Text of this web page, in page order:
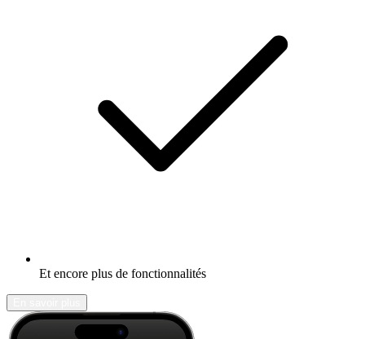
Et encore plus de fonctionnalités